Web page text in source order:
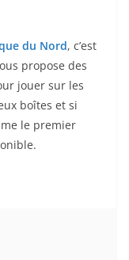
du Nord, c’est
propose des
jouer sur les
boîtes et si
le premier